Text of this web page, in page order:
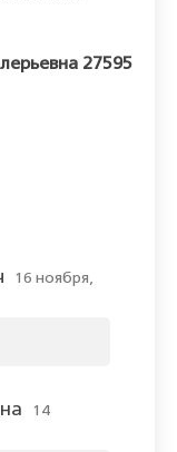
27595
16 ноября,
14